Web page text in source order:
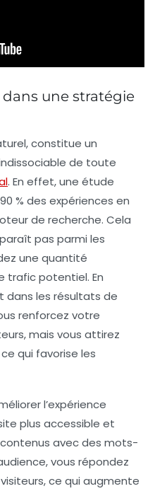
dans une stratégie
, constitue un
de toute
. En effet, une étude
% des expériences en
de recherche. Cela
pas parmi les
une quantité
trafic potentiel. En
dans les résultats de
renforcez votre
mais vous attirez
ce qui favorise les
l’expérience
plus accessible et
avec des mots-
vous répondez
ce qui augmente